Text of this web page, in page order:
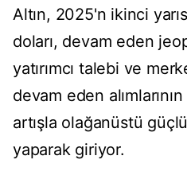
Altın, 2025'n ikinci
doları, devam eden
yatırımcı talebi ve
devam eden
artışla olağanüstü
yaparak giriyor.